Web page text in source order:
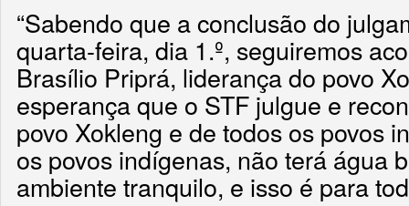
“Sabendo que a conclusão do
quarta-feira, dia 1.º, seguiremos
Brasílio Priprá, liderança do povo
esperança que o STF julgue e
povo Xokleng e de todos os povos
os povos indígenas, não terá água
ambiente tranquilo, e isso é para